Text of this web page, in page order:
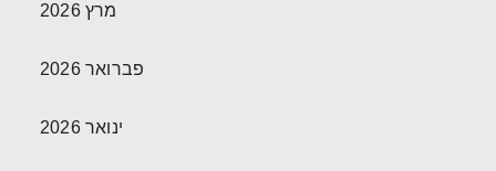
מרץ 2026
פברואר 2026
ינואר 2026